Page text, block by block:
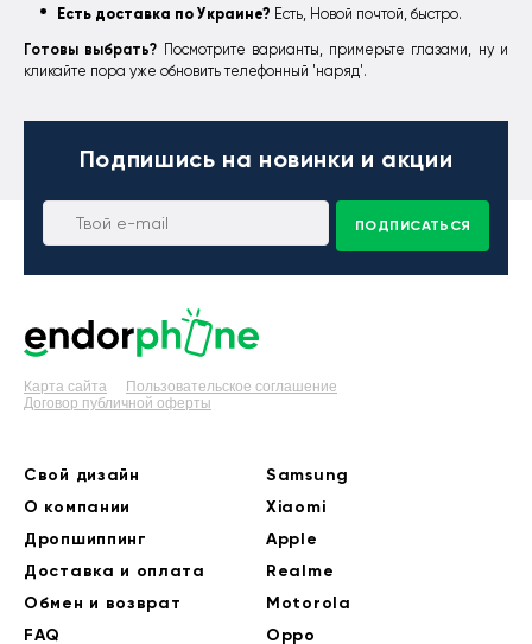
Есть доставка по Украине? Есть, Новой почтой, быстро.
Готовы выбрать? Посмотрите варианты, примерьте глазами, ну и
кликайте пора уже обновить телефонный 'наряд'.
Подпишись на новинки и акции
ПОДПИСАТЬСЯ
Карта сайта
Пользовательское соглашение
Договор публичной оферты
Свой дизайн
О компании
Дропшиппинг
Доставка и оплата
Обмен и возврат
FAQ
Samsung
Xiaomi
Apple
Realme
Motorola
Oppo